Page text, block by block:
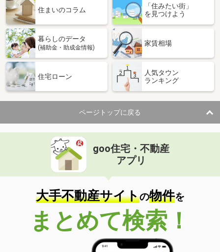
価 格
1,880万円
山口県周南市大字徳山
建物面積 116.25m²
土地面積
170.49m²
山口県山口市宝町
3,300万円
住 所
山口県山口市宝町
建物面積 107.05m²
土地面積 161.79m²
山口県大島郡周防大島町大字久賀洲崎
価 格
住 所
山口県大島郡周防大島町大字久賀洲崎
建物面積 111.26m²
土地面積
350.25m²
山口県光市室積６丁目
価 格
1,299万円
山口県光市室積６丁目
住まいのコラム
「住みたい街」
を見つけよう
暮らしのデータ
(補助金・助成金情報)
家賃相場
住宅ローン
人気タウン
ランキング
ページトップに戻る
goo住宅・不動産
アプリ
大手不動産サイトの物件を
まとめて検索！